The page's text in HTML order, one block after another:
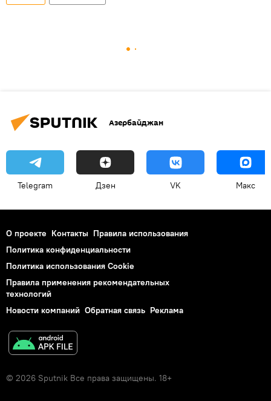
Азербайджан
Telegram Дзен VK Макс
О проекте Контакты Правила использования
Политика конфиденциальности
Политика использования Cookie
Правила применения рекомендательных
технологий
Новости компаний Обратная связь Реклама
© 2026 Sputnik Все права защищены. 18+